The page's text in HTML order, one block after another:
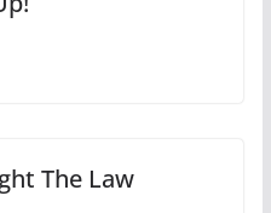
The Law